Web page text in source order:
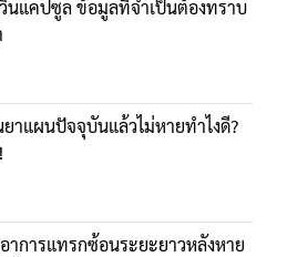
วินแคปซูล ข้อมูลที่จำเป็นต้องทราบ
าแผนปัจจุบันแล้วไม่หายทำไงดี?
าการแทรกซ้อนระยะยาวหลังหาย